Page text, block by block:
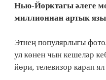
Нью-Йорктагы әлеге
миллионнан артык
Этнең популярлыгы
ул көнен чын кешеләр
йөри, телевизор карап ял